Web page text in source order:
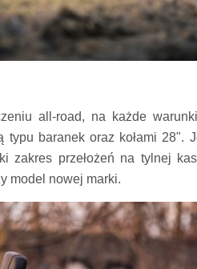
all-road, na każde
baranek oraz kołami 28".
zakres przełożeń na tylnej
model nowej marki.